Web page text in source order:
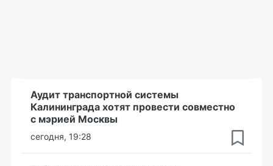
Аудит транспортной системы
Калининграда хотят провести совместно
с мэрией Москвы
сегодня, 19:28